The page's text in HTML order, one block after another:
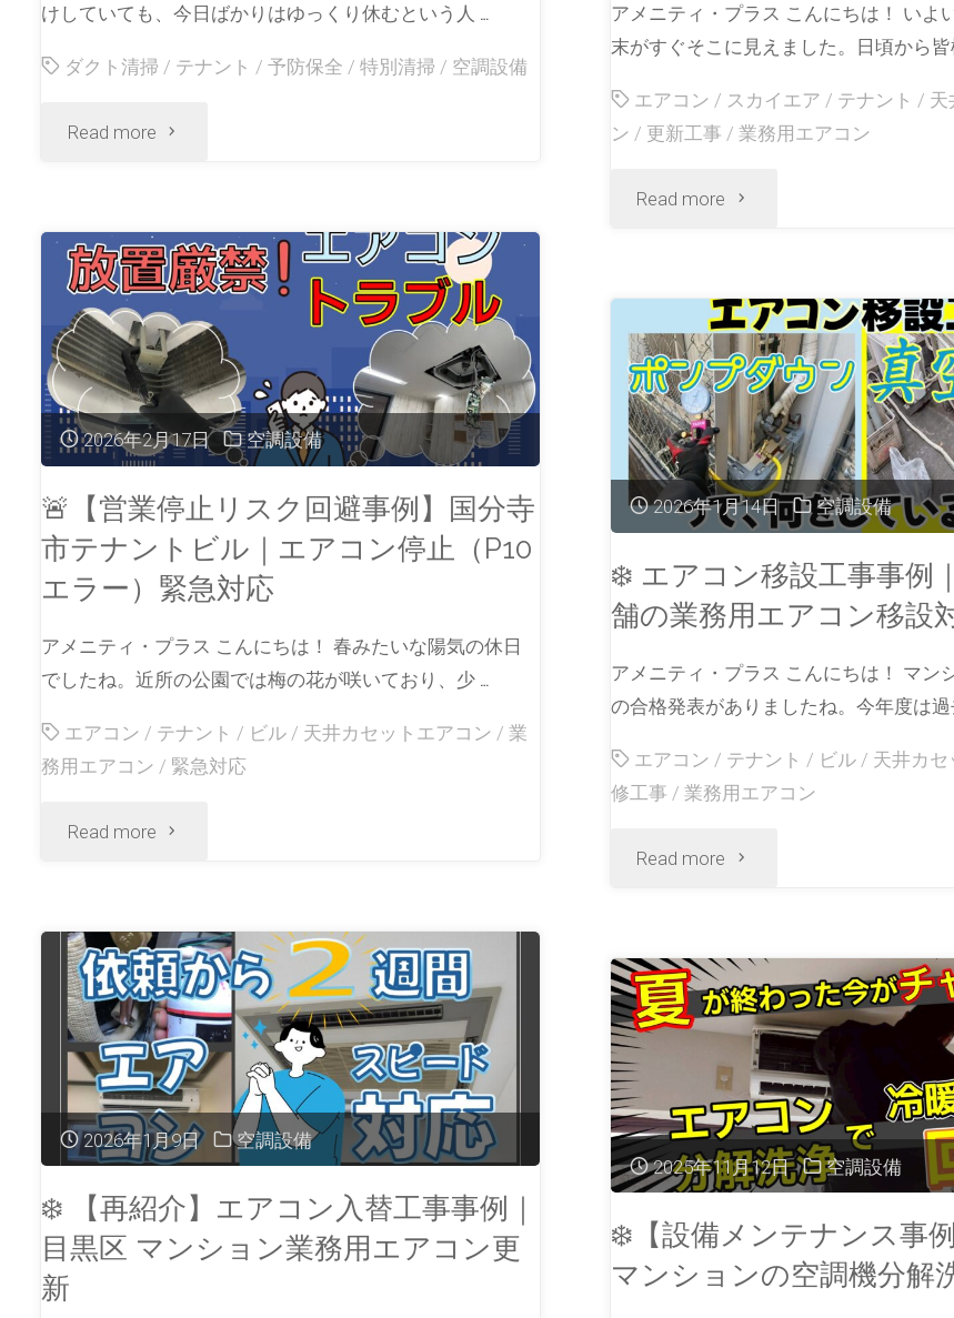
けしていても、今日ばかりはゆっくり休むという人 …
ダクト清掃 / テナント / 予防保全 / 特別清掃 / 空調設備
Read more
アメニティ・プラス こんにちは！ いよ
末がすぐそこに見えました。日頃から皆
エアコン / スカイエア / テナント / 天
ン / 更新工事 / 業務用エアコン
Read more
2026年2月17日 空調設備
🚨【営業停止リスク回避事例】国分寺
市テナントビル｜エアコン停止（P10
エラー）緊急対応
アメニティ・プラス こんにちは！ 春みたいな陽気の休日
でしたね。近所の公園では梅の花が咲いており、少 …
エアコン / テナント / ビル/ 天井カセットエアコン / 業
務用エアコン / 緊急対応
Read more
2026年1月14日 空調設備
❄️ エアコン移設工事事例
舗の業務用エアコン移設
アメニティ・プラス こんにちは！ マン
の合格発表がありましたね。今年度は
エアコン / テナント / ビル/ 天井カセ
修工事 / 業務用エアコン
Read more
2026年1月9日 空調設備
❄️ 【再紹介】エアコン入替工事事例｜
目黒区 マンション業務用エアコン更
新
2025年11月12日 空調設備
❄️【設備メンテナンス事
マンションの空調機分解